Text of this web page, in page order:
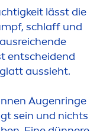
lässt die
schlaff und
entscheidend
aussieht.
Augenringe
sein und nichts